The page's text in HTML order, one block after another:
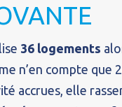
36 logements
n’en compte que
accrues, elle